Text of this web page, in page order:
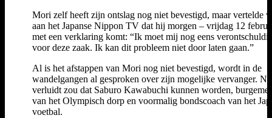
Mori zelf heeft zijn ontslag nog niet bevestigd, maar vertelde
aan het Japanse Nippon TV dat hij morgen – vrijdag 12
met een verklaring komt: “Ik moet mij nog eens
voor deze zaak. Ik kan dit probleem niet door laten gaan.”
Al is het afstappen van Mori nog niet bevestigd, wordt in de
wandelgangen al gesproken over zijn mogelijke vervanger.
verluidt zou dat Saburo Kawabuchi kunnen worden,
van het Olympisch dorp en voormalig bondscoach van het
voetbal.